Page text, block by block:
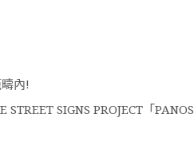
內!
SIGNS PROJECT「PANOS